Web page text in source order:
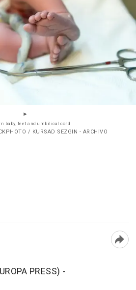
baby, feet and umbilical cord
/ KURSAD SEZGIN - ARCHIVO
PRESS) -